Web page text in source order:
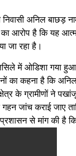
अनिल बाछड़
है कि यह
जा रहा है।
में ओडिशा गया
का कहना है कि
के ग्रामीणों ने
गहन जांच कराई
प्रशासन से मांग की